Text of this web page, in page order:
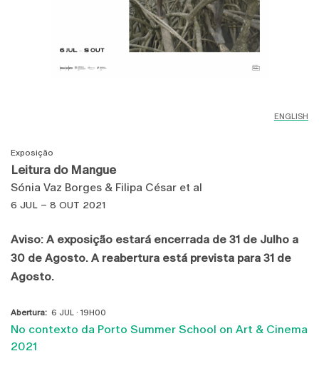
ENGLISH
Exposição
Leitura do Mangue
Sónia Vaz Borges & Filipa César et al
6 JUL – 8 OUT 2021
Aviso: A exposição estará encerrada de 31 de Julho a
30 de Agosto. A reabertura está prevista para 31 de
Agosto.
Abertura: 6 JUL · 19H00
No contexto da Porto Summer School on Art & Cinema
2021